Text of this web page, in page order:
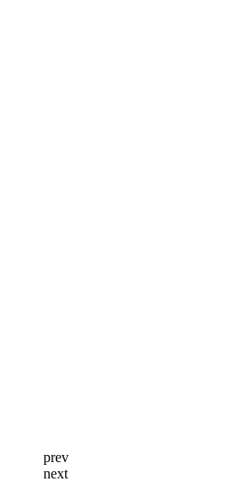
prev
next